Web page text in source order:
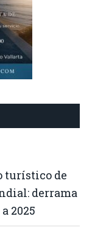
turístico de
derrama
2025